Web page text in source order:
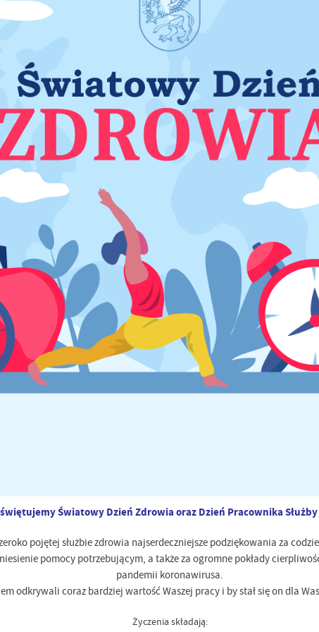
Światowy Dzień Zdrowia oraz Dzień Pracownika
pojętej służbie zdrowia najserdeczniejsze podziękowania za
pomocy potrzebującym, a także za ogromne pokłady
pandemii koronawirusa.
odkrywali coraz bardziej wartość Waszej pracy i by stał się on dla
Życzenia składają: